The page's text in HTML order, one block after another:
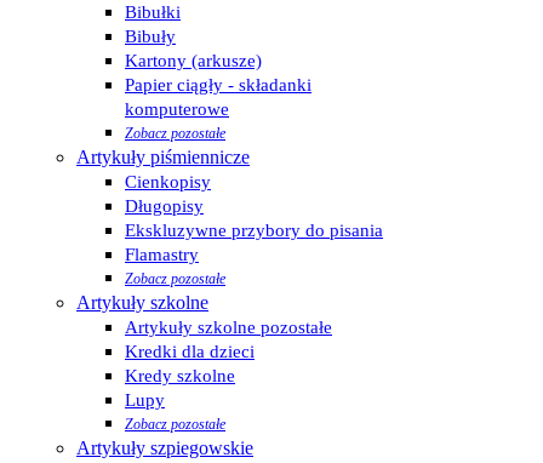
Bibułki
Bibuły
Kartony (arkusze)
Papier ciągły - składanki
komputerowe
Zobacz pozostałe
Artykuły piśmiennicze
Cienkopisy
Długopisy
Ekskluzywne przybory do pisania
Flamastry
Zobacz pozostałe
Artykuły szkolne
Artykuły szkolne pozostałe
Kredki dla dzieci
Kredy szkolne
Lupy
Zobacz pozostałe
Artykuły szpiegowskie